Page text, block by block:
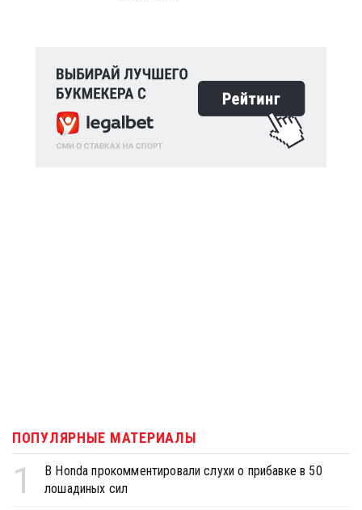
ПОПУЛЯРНЫЕ МАТЕРИАЛЫ
1
В Honda прокомментировали слухи о прибавке в 50
лошадиных сил